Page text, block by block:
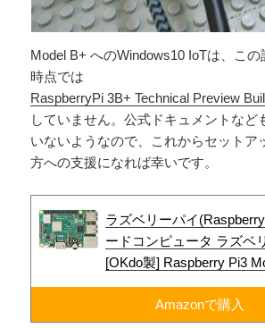
Model B+ へのWindows10 IoTは、こ
時点では
RaspberryPi 3B+ Technical Preview
していません。公式ドキュメントなど
いないようなので、これからセットア
方への支援になれば幸いです。
ラズベリーパイ
ードコンピュータ ラズベ
[OKdo製] Raspberry Pi3
Amazonで購入